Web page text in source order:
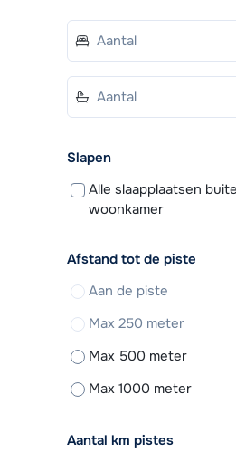
Slapen
Alle slaapplaatsen
woonkamer
Afstand tot de piste
Aan de piste
Max 250 meter
Max 500 meter
Max 1000 meter
Aantal km pistes